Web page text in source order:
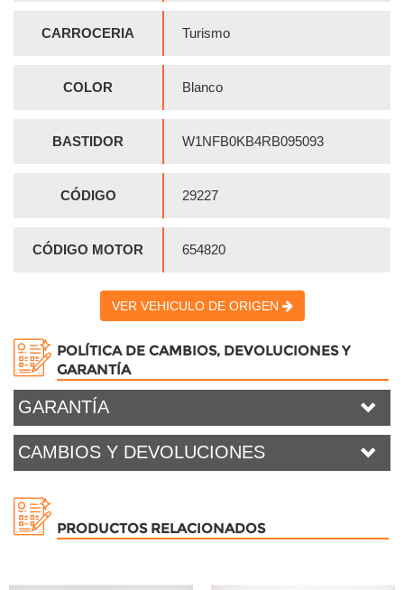
CARROCERIA Turismo
COLOR Blanco
BASTIDOR W1NFB0KB4RB095093
CÓDIGO 29227
CÓDIGO MOTOR 654820
VER VEHICULO DE ORIGEN
POLÍTICA DE CAMBIOS, DEVOLUCIONES Y
GARANTÍA
GARANTÍA
CAMBIOS Y DEVOLUCIONES
PRODUCTOS RELACIONADOS